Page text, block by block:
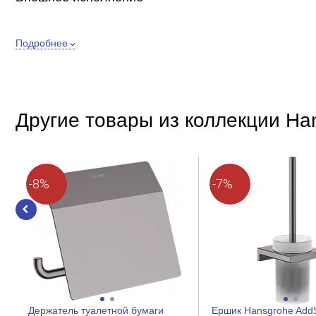
Форма
Форма розетки
Количество рулонов
Материал
Место установки
Крепление
Положение рулона
Подробнее
Другие товары из коллекции
-8%
Держатель туалетной бумаги
-7%
Ершик Hansgrohe